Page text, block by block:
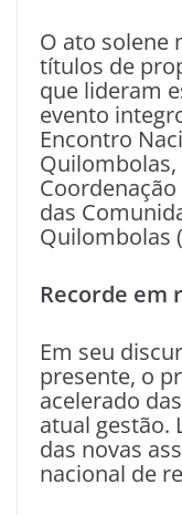
O ato solene
títulos de
que lideram
evento
Encontro
das
Quilombolas
Recorde em
Em seu
presente, o
acelerado
atual gestão.
das novas
nacional de